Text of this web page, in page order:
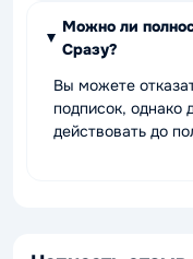
Можно ли
Сразу?
Вы можете
подписок, однако
действовать до